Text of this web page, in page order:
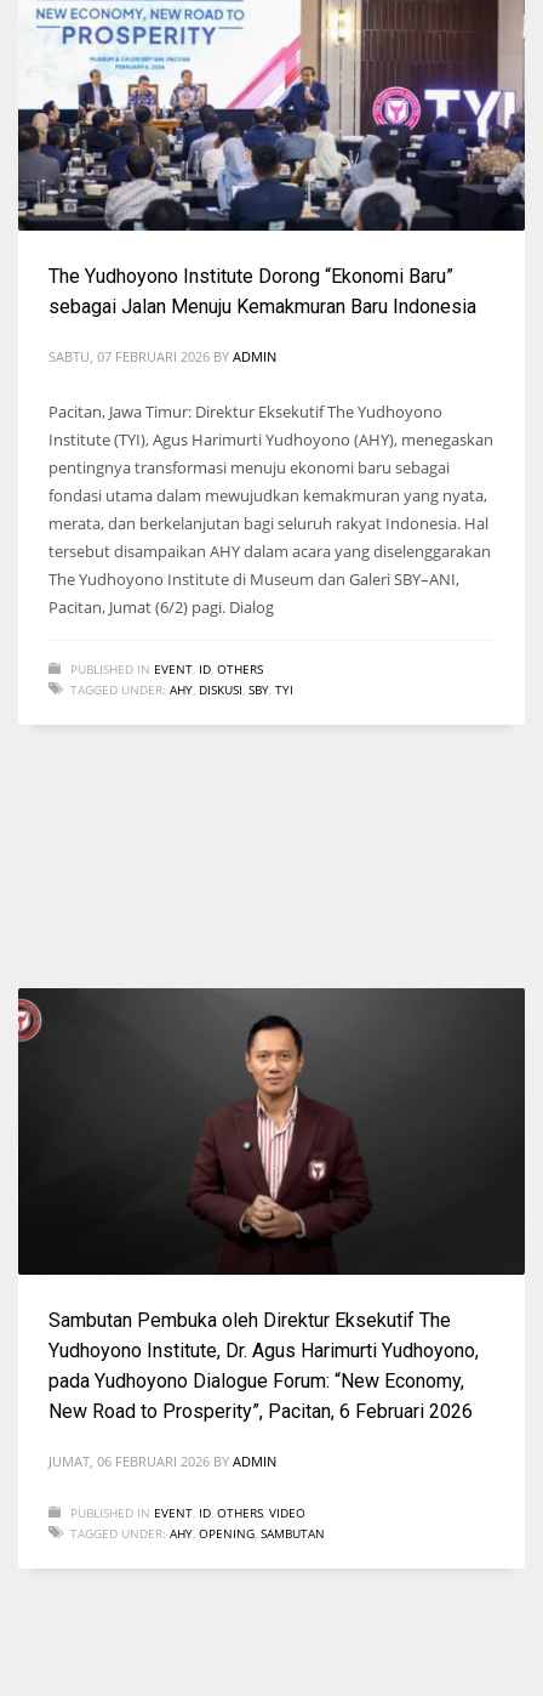
The Yudhoyono Institute Dorong “Ekonomi Baru”
sebagai Jalan Menuju Kemakmuran Baru Indonesia
SABTU, 07 FEBRUARI 2026 BY ADMIN
Pacitan, Jawa Timur: Direktur Eksekutif The Yudhoyono
Institute (TYI), Agus Harimurti Yudhoyono (AHY), menegaskan
pentingnya transformasi menuju ekonomi baru sebagai
fondasi utama dalam mewujudkan kemakmuran yang nyata,
merata, dan berkelanjutan bagi seluruh rakyat Indonesia. Hal
tersebut disampaikan AHY dalam acara yang diselenggarakan
The Yudhoyono Institute di Museum dan Galeri SBY–ANI,
Pacitan, Jumat (6/2) pagi. Dialog
PUBLISHED IN EVENT ID OTHERS
TAGGED UNDER: AHY DISKUSI SBY TYI
Sambutan Pembuka oleh Direktur Eksekutif The
Yudhoyono Institute, Dr. Agus Harimurti Yudhoyono,
pada Yudhoyono Dialogue Forum: “New Economy,
New Road to Prosperity”, Pacitan, 6 Februari 2026
JUMAT, 06 FEBRUARI 2026 BY ADMIN
PUBLISHED IN EVENT ID OTHERS VIDEO
TAGGED UNDER: AHY OPENING SAMBUTAN